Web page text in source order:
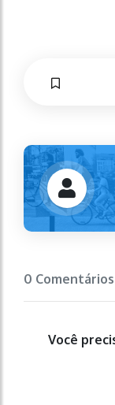
0 Comentários
Você